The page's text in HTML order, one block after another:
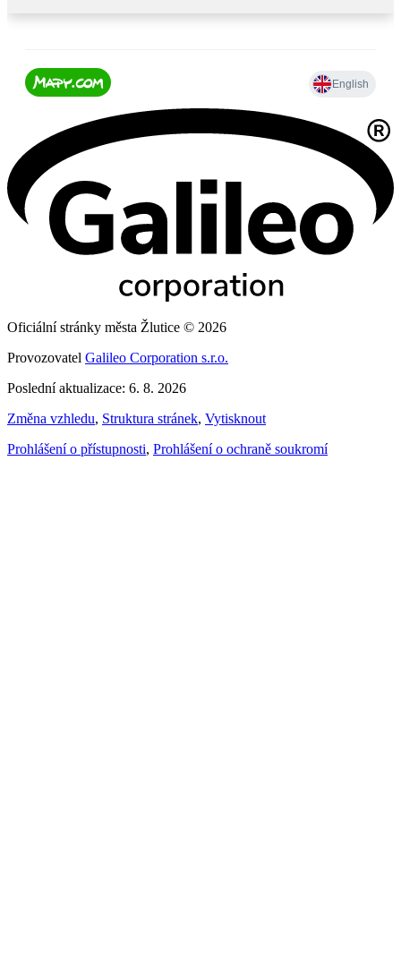
Oficiální stránky města Žlutice © 2026
Provozovatel Galileo Corporation s.r.o.
Poslední aktualizace: 6. 8. 2026
Změna vzhledu, Struktura stránek, Vytisknout
Prohlášení o přístupnosti, Prohlášení o ochraně soukromí